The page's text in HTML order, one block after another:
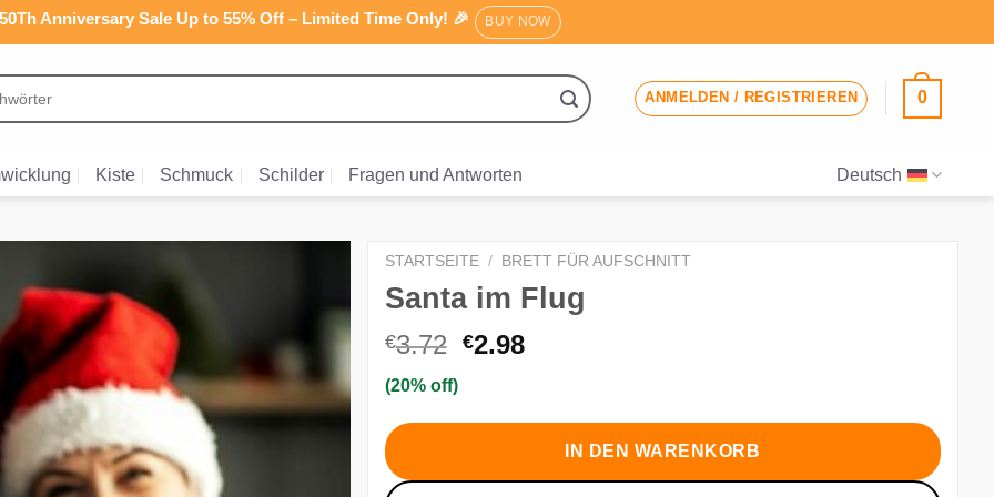
Anniversary Sale Up to 55% Off – Limited Time Only! 🎉 BUY NOW
ANMELDEN / REGISTRIEREN 0
Kiste Schmuck Schilder Fragen und Antworten Deutsch
STARTSEITE / BRETT FÜR AUFSCHNITT
Santa im Flug
€3.72 Ursprünglicher
€3.72
€2.98Aktueller
€2.98.
(20% off)
IN DEN WARENKORB